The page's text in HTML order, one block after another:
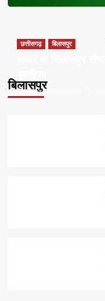
बिलासपुर
छत्तीसगढ़ बिलासपुर
Apna Chhattisgarh